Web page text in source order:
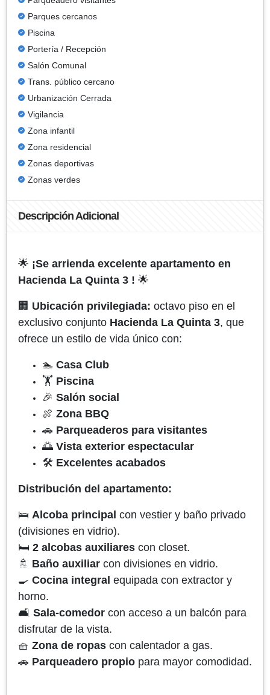
Parques cercanos
Piscina
Portería / Recepción
Salón Comunal
Trans. público cercano
Urbanización Cerrada
Vigilancia
Zona infantil
Zona residencial
Zonas deportivas
Zonas verdes
Descripción Adicional
🌟 ¡Se arrienda excelente apartamento en
Hacienda La Quinta 3 ! 🌟
🏢 Ubicación privilegiada: octavo piso en el
exclusivo conjunto Hacienda La Quinta 3, que
ofrece un estilo de vida único con:
🏊 Casa Club
🏋️ Piscina
🎉 Salón social
🍖 Zona BBQ
🚗 Parqueaderos para visitantes
🌅 Vista exterior espectacular
🛠️ Excelentes acabados
Distribución del apartamento:
🛌 Alcoba principal con vestier y baño privado
(divisiones en vidrio).
🛏️ 2 alcobas auxiliares con closet.
🚿 Baño auxiliar con divisiones en vidrio.
🍳 Cocina integral equipada con extractor y
horno.
🛋️ Sala-comedor con acceso a un balcón para
disfrutar de la vista.
🧺 Zona de ropas con calentador a gas.
🚗 Parqueadero propio para mayor comodidad.